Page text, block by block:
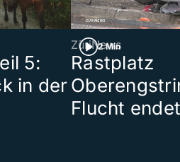
5:
in der
2 Min
ZüriNews
Rastplatz
Flucht